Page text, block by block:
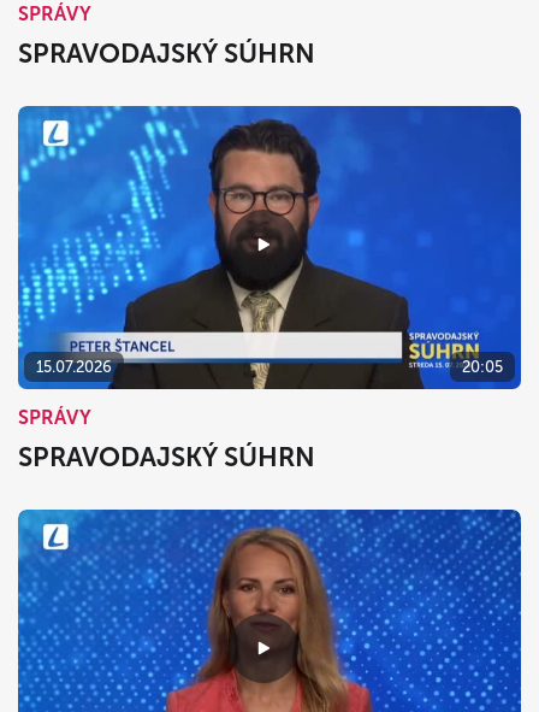
SPRÁVY
SPRAVODAJSKÝ SÚHRN
15.07.2026 20:05
SPRÁVY
SPRAVODAJSKÝ SÚHRN